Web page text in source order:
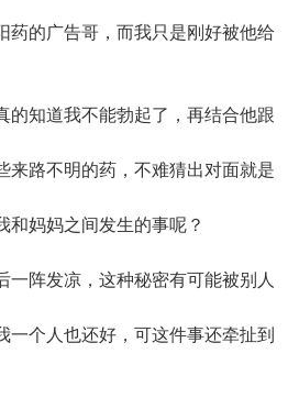
药的广告哥，而我只是刚好被他给
知道我不能勃起了，再结合他跟
来路不明的药，不难猜出对面就是
和妈妈之间发生的事呢？
阵发凉，这种秘密有可能被别人
一个人也还好，可这件事还牵扯到